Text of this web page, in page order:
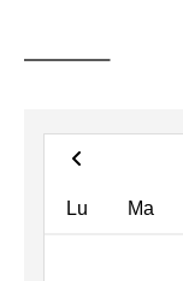
Lu Ma